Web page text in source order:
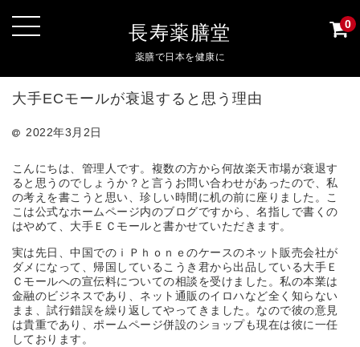
長寿薬膳堂
薬膳で日本を健康に
0
大手ECモールが衰退すると思う理由
2022年3月2日
こんにちは、管理人です。複数の方から何故楽天市場が衰退す
ると思うのでしょうか？と言うお問い合わせがあったので、私
の考えを書こうと思い、珍しい時間に机の前に座りました。こ
こは公式なホームページ内のブログですから、名指しで書くの
はやめて、大手ＥＣモールと書かせていただきます。
実は先日、中国でのｉＰｈｏｎｅのケースのネット販売会社が
ダメになって、帰国しているこうき君から出品している大手Ｅ
Ｃモールへの宣伝料についての相談を受けました。私の本業は
金融のビジネスであり、ネット通販のイロハなど全く知らない
まま、試行錯誤を繰り返してやってきました。なので彼の意見
は貴重であり、ポームページ併設のショップも現在は彼に一任
しております。